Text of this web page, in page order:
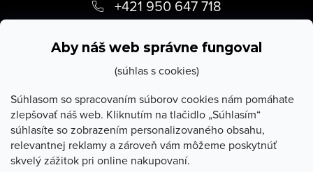
Aby náš web správne fungoval
(súhlas s cookies)
Súhlasom so spracovaním súborov cookies nám pomáhate
zlepšovať náš web. Kliknutím na tlačidlo „Súhlasím“
súhlasíte so zobrazením personalizovaného obsahu,
relevantnej reklamy a zároveň vám môžeme poskytnúť
skvelý zážitok pri online nakupovaní.
p
+421 950 647 718
O Stevula